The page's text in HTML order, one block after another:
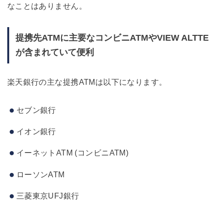
なことはありません。
提携先ATMに主要なコンビニATMやVIEW ALTTE
が含まれていて便利
楽天銀行の主な提携ATMは以下になります。
セブン銀行
イオン銀行
イーネットATM (コンビニATM)
ローソンATM
三菱東京UFJ銀行